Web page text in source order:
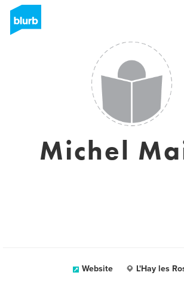
Michel
Website L'Hay les